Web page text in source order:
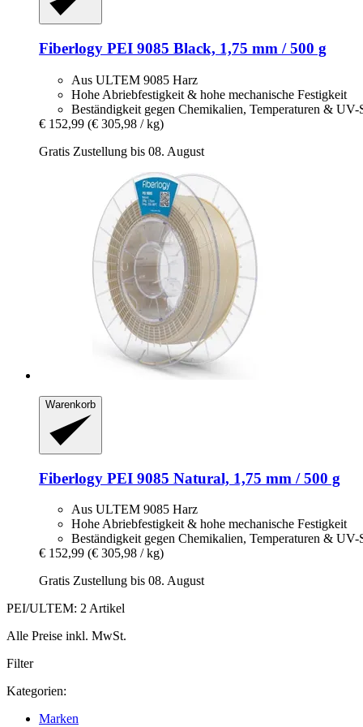
Fiberlogy PEI 9085 Black, 1,75 mm / 500 g
Aus ULTEM 9085 Harz
Hohe Abriebfestigkeit & hohe mechanische Festigkeit
Beständigkeit gegen Chemikalien, Temperaturen & UV-
€ 152,99 (€ 305,98 / kg)
Gratis Zustellung bis 08. August
Warenkorb
Fiberlogy PEI 9085 Natural, 1,75 mm / 500 g
Aus ULTEM 9085 Harz
Hohe Abriebfestigkeit & hohe mechanische Festigkeit
Beständigkeit gegen Chemikalien, Temperaturen & UV-
€ 152,99 (€ 305,98 / kg)
Gratis Zustellung bis 08. August
PEI/ULTEM: 2 Artikel
Alle Preise inkl. MwSt.
Filter
Kategorien:
Marken